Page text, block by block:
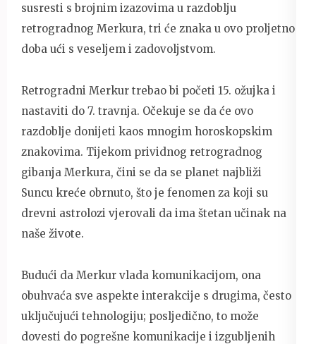
susresti s brojnim izazovima u razdoblju
retrogradnog Merkura, tri će znaka u ovo proljetno
doba ući s veseljem i zadovoljstvom.
Retrogradni Merkur trebao bi početi 15. ožujka i
nastaviti do 7. travnja. Očekuje se da će ovo
razdoblje donijeti kaos mnogim horoskopskim
znakovima. Tijekom prividnog retrogradnog
gibanja Merkura, čini se da se planet najbliži
Suncu kreće obrnuto, što je fenomen za koji su
drevni astrolozi vjerovali da ima štetan učinak na
naše živote.
Budući da Merkur vlada komunikacijom, ona
obuhvaća sve aspekte interakcije s drugima, često
uključujući tehnologiju; posljedično, to može
dovesti do pogrešne komunikacije i izgubljenih